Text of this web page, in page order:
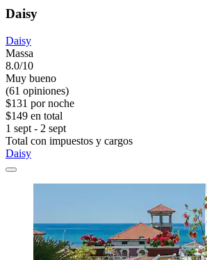
Daisy
Daisy
Massa
8.0/10
Muy bueno
(61 opiniones)
$131 por noche
$149 en total
1 sept - 2 sept
Total con impuestos y cargos
Daisy